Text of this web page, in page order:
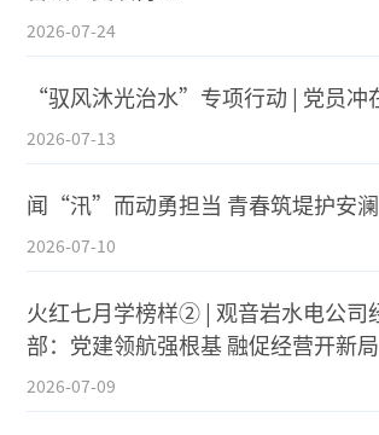
2026-07-24
“驭风沐光治水”专项行动 | 党员冲
2026-07-13
闻“汛”而动勇担当 青春筑堤护安澜
2026-07-10
火红七月学榜样② | 观音岩水电公司
部：党建领航强根基 融促经营开新局
2026-07-09